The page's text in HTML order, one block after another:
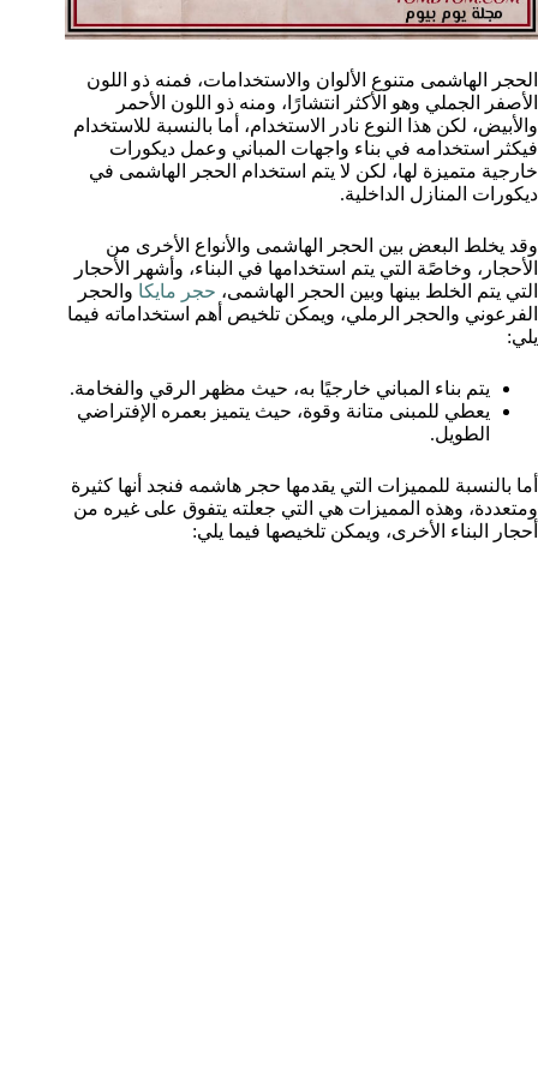
الحجر الهاشمى متنوع الألوان والاستخدامات، فمنه ذو اللون
الأصفر الجملي وهو الأكثر انتشارًا، ومنه ذو اللون الأحمر
والأبيض، لكن هذا النوع نادر الاستخدام، أما بالنسبة للاستخدام
فيكثر استخدامه في بناء واجهات المباني وعمل ديكورات
خارجية متميزة لها، لكن لا يتم استخدام الحجر الهاشمى في
ديكورات المنازل الداخلية.
وقد يخلط البعض بين الحجر الهاشمى والأنواع الأخرى من
الأحجار، وخاصًة التي يتم استخدامها في البناء، وأشهر الأحجار
التي يتم الخلط بينها وبين الحجر الهاشمى، حجر مايكا والحجر
الفرعوني والحجر الرملي، ويمكن تلخيص أهم استخداماته فيما
يلي:
يتم بناء المباني خارجيًا به، حيث مظهر الرقي والفخامة.
يعطي للمبنى متانة وقوة، حيث يتميز بعمره الإفتراضي
الطويل.
أما بالنسبة للمميزات التي يقدمها حجر هاشمه فنجد أنها كثيرة
ومتعددة، وهذه المميزات هي التي جعلته يتفوق على غيره من
أحجار البناء الأخرى، ويمكن تلخيصها فيما يلي: